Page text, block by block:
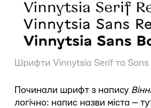
Шрифти Vinnytsia Serif та Sans
Починали шрифт з напису
логічно: напис назви міста —